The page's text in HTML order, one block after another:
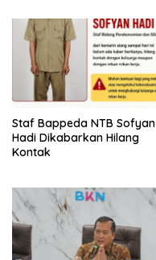
Staf Bappeda NTB Sofyan
Hadi Dikabarkan Hilang
Kontak